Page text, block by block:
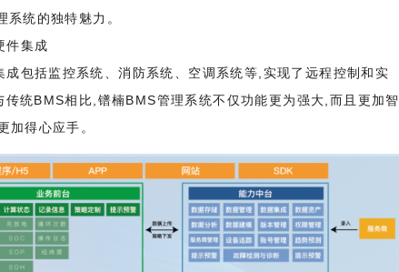
系统的独特魅力。
件集成
成包括监控系统、消防系统、空调系统等,实现了远程控制和实
传统BMS相比,镨楠BMS管理系统不仅功能更为强大,而且更加智
加得心应手。